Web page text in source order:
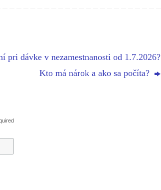
pri dávke v nezamestnanosti od 1.7.2026?
Kto má nárok a ako sa počíta?